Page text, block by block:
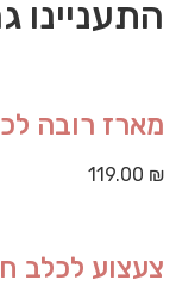
התעניינו
מארז רובה לכלב ו-
119.00 ₪
צעצוע לכלב